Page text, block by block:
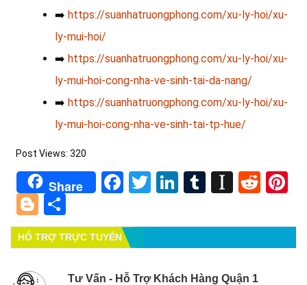
➡️ https://suanhatruongphong.com/xu-ly-hoi/xu-
ly-mui-hoi/
➡️ https://suanhatruongphong.com/xu-ly-hoi/xu-
ly-mui-hoi-cong-nha-ve-sinh-tai-da-nang/
➡️ https://suanhatruongphong.com/xu-ly-hoi/xu-
ly-mui-hoi-cong-nha-ve-sinh-tai-tp-hue/
Post Views: 320
Share Facebook
TwitterLinkedIn
Tumblr
Blogger
HỔ TRỢ TRỰC TUYẾN
Tư Vấn - Hỗ Trợ Khách Hàng Quận 1